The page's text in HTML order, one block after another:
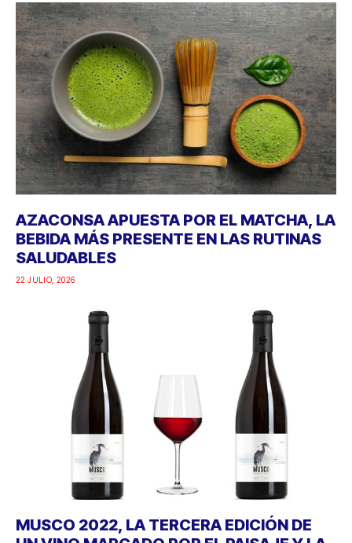
AZACONSA APUESTA POR EL MATCHA, LA
BEBIDA MÁS PRESENTE EN LAS RUTINAS
SALUDABLES
22 JULIO, 2026
MUSCO 2022, LA TERCERA EDICIÓN DE